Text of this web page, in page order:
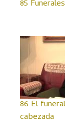
85 Funerales
86 El
cabezada